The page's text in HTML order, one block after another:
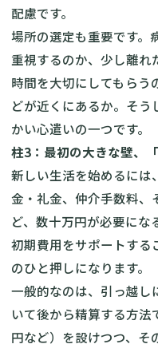
配慮です。
場所の選定も重要です。
重視するのか、少し離れ
時間を大切にしてもらう
どが近くにあるか。そ
かい心遣いの一つです。
柱3：最初の大きな壁、
新しい生活を始めるには
金・礼金、仲介手数料、
ど、数十万円が必要にな
初期費用をサポートする
のひと押しになります。
一般的なのは、引っ越し
いて後から精算する方法
円など）を設けつつ、そ